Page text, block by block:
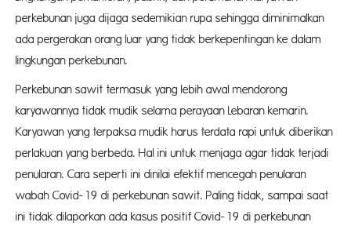
perkebunan juga dijaga sedemikian rupa sehingga diminimalkan
ada pergerakan orang luar yang tidak berkepentingan ke dalam
lingkungan perkebunan.
Perkebunan sawit termasuk yang lebih awal mendorong
karyawannya tidak mudik selama perayaan Lebaran kemarin.
Karyawan yang terpaksa mudik harus terdata rapi untuk diberikan
perlakuan yang berbeda. Hal ini untuk menjaga agar tidak terjadi
penularan. Cara seperti ini dinilai efektif mencegah penularan
wabah Covid-19 di perkebunan sawit. Paling tidak, sampai saat
ini tidak dilaporkan ada kasus positif Covid-19 di perkebunan